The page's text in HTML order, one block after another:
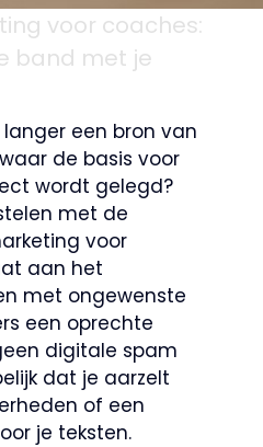
voor coaches:
band met je
een bron van
de basis voor
wordt gelegd?
met de
voor
aan het
met ongewenste
een oprechte
digitale spam
dat je aarzelt
of een
je teksten.